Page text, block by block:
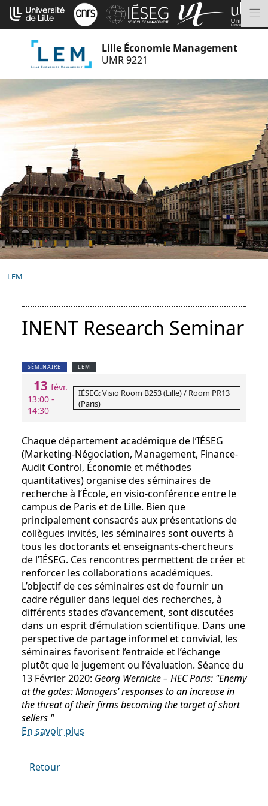
Aller
au
contenu
Lille Économie Management
UMR 9221
LEM
INENT Research Seminar
SÉMINAIRE LEM
13 févr.
13:00 -
14:30
IÉSEG: Visio Room B253 (Lille) / Room PR13
(Paris)
Chaque département académique de l’IÉSEG
(Marketing-Négociation, Management, Finance-
Audit Control, Économie et méthodes
quantitatives) organise des séminaires de
recherche à l’École, en visio-conférence entre le
campus de Paris et de Lille. Bien que
principalement consacrés aux présentations de
collègues invités, les séminaires sont ouverts à
tous les doctorants et enseignants-chercheurs
de l’IÉSEG. Ces rencontres permettent de créer et
renforcer les collaborations académiques.
L’objectif de ces séminaires est de fournir un
cadre régulier dans lequel des recherches, à
différents stades d’avancement, sont discutées
dans un esprit d’émulation scientifique. Dans une
perspective de partage informel et convivial, les
séminaires favorisent l’entraide et l’échange
plutôt que le jugement ou l’évaluation. Séance du
13 Février 2020: Georg Wernicke – HEC Paris: "Enemy
at the gates: Managers’ responses to an increase in
the threat of their firms becoming the target of short
sellers "
En savoir plus
Retour
Cookies management panel